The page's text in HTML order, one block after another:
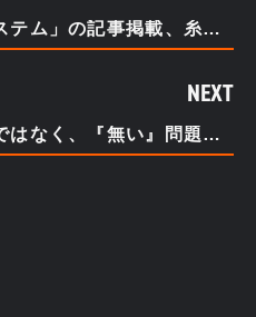
掲載、糸島市で試験運用を開始
NEXT
『無い』問題について。。。